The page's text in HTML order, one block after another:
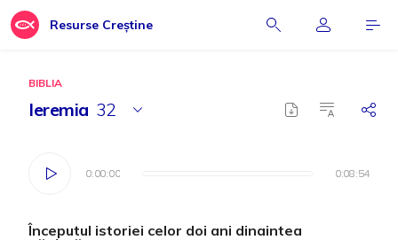
Resurse Creștine
BIBLIA
Ieremia 32
0:00:00 0:08:54
0:00:00 0:08:54
Începutul istoriei celor doi ani dinaintea